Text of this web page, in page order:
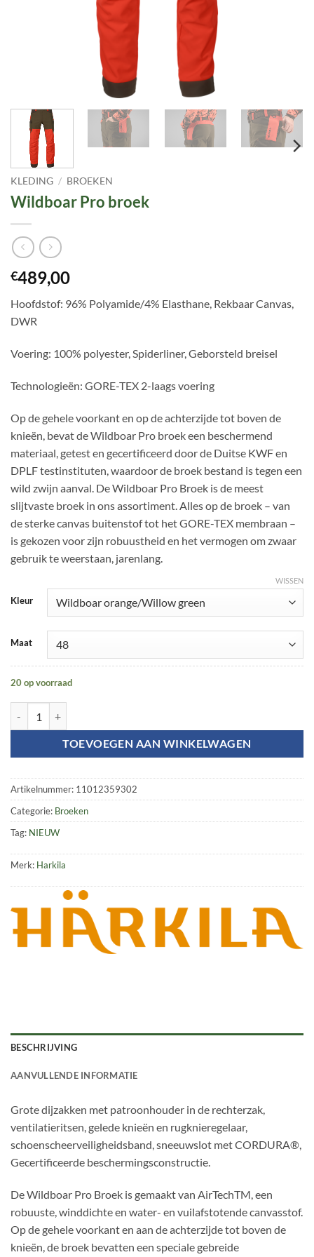
KLEDING / BROEKEN
Wildboar Pro broek
€489,00
Hoofdstof: 96% Polyamide/4% Elasthane, Rekbaar Canvas,
DWR
Voering: 100% polyester, Spiderliner, Geborsteld breisel
Technologieën: GORE-TEX 2-laags voering
Op de gehele voorkant en op de achterzijde tot boven de
knieën, bevat de Wildboar Pro broek een beschermend
materiaal, getest en gecertificeerd door de Duitse KWF en
DPLF testinstituten, waardoor de broek bestand is tegen een
wild zwijn aanval. De Wildboar Pro Broek is de meest
slijtvaste broek in ons assortiment. Alles op de broek – van
de sterke canvas buitenstof tot het GORE-TEX membraan –
is gekozen voor zijn robuustheid en het vermogen om zwaar
gebruik te weerstaan, jarenlang.
Kleur
Maat
WISSEN
20 op voorraad
TOEVOEGEN AAN WINKELWAGEN
Artikelnummer: 11012359302
Categorie: Broeken
Tag: NIEUW
Merk: Harkila
BESCHRIJVING
AANVULLENDE INFORMATIE
Grote dijzakken met patroonhouder in de rechterzak,
ventilatieritsen, gelede knieën en rugknieregelaar,
schoenscheerveiligheidsband, sneeuwslot met CORDURA®,
Gecertificeerde beschermingsconstructie.
De Wildboar Pro Broek is gemaakt van AirTechTM, een
robuuste, winddichte en water- en vuilafstotende canvasstof.
Op de gehele voorkant en aan de achterzijde tot boven de
knieën, de broek bevatten een speciale gebreide